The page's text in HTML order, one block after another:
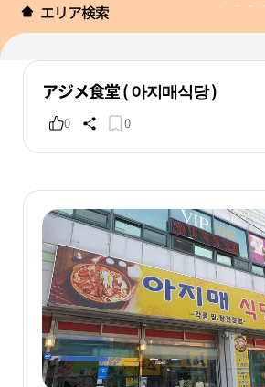
エリア検索
アジメ食堂 ( 아지매식당 )
0 0